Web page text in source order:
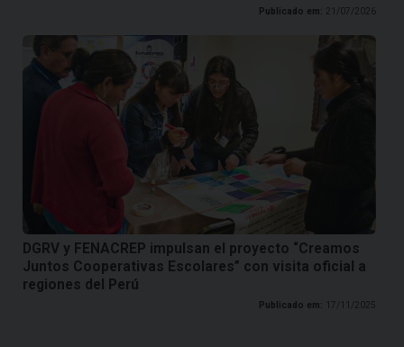
Publicado em: 21/07/2026
DGRV y FENACREP impulsan el proyecto “Creamos
Juntos Cooperativas Escolares” con visita oficial a
regiones del Perú
Publicado em: 17/11/2025